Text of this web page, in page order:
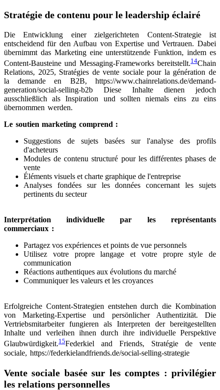
Stratégie de contenu pour le leadership éclairé
Die Entwicklung einer zielgerichteten Content-Strategie ist
entscheidend für den Aufbau von Expertise und Vertrauen. Dabei
übernimmt das Marketing eine unterstützende Funktion, indem es
Content-Bausteine und Messaging-Frameworks bereitstellt.14Chain
Relations, 2025, Stratégies de vente sociale pour la génération de
la demande en B2B, https://www.chainrelations.de/demand-
generation/social-selling-b2b Diese Inhalte dienen jedoch
ausschließlich als Inspiration und sollten niemals eins zu eins
übernommen werden.
Le soutien marketing comprend :
Suggestions de sujets basées sur l'analyse des profils
d'acheteurs
Modules de contenu structuré pour les différentes phases de
vente
Éléments visuels et charte graphique de l'entreprise
Analyses fondées sur les données concernant les sujets
pertinents du secteur
Interprétation individuelle par les représentants
commerciaux :
Partagez vos expériences et points de vue personnels
Utilisez votre propre langage et votre propre style de
communication
Réactions authentiques aux évolutions du marché
Communiquer les valeurs et les croyances
Erfolgreiche Content-Strategien entstehen durch die Kombination
von Marketing-Expertise und persönlicher Authentizität. Die
Vertriebsmitarbeiter fungieren als Interpreten der bereitgestellten
Inhalte und verleihen ihnen durch ihre individuelle Perspektive
Glaubwürdigkeit.15Federkiel and Friends, Stratégie de vente
sociale, https://federkielandfriends.de/social-selling-strategie
Vente sociale basée sur les comptes : privilégier
les relations personnelles